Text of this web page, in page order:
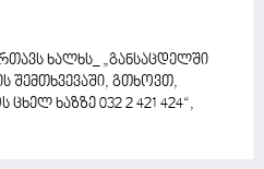
ხალხს_ „განსაცდელში
შემთხვევაში, გთხოვთ,
ხაზზე 032 2 421 424“,